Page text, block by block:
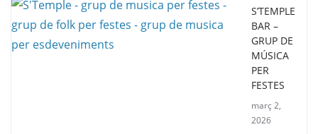
S’TEMPLE
BAR –
GRUP DE
MÚSICA
PER
FESTES
març 2,
2026